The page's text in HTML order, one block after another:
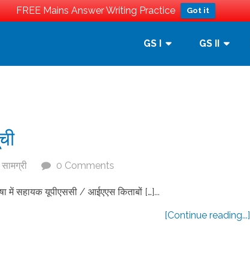
FREE Mains Answer Writing Practice Got it
GS I GS II
0 Comments
में सहायक यूपीएससी / आईएएस किताबों […]...
[Continue reading...]